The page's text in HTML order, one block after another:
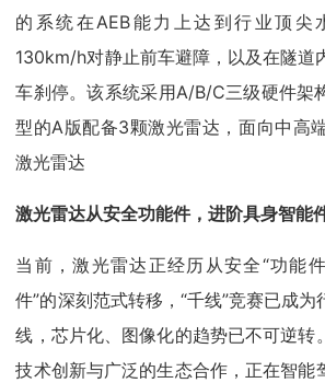
的系统在AEB能力上达到行业顶尖
130km/h对静止前车避障，以及在隧道
车刹停。该系统采用A/B/C三级硬件架
型的A版配备3颗激光雷达，面向中高
激光雷达
激光雷达从安全功能件，进阶具身智能
当前，激光雷达正经历从安全“功能
件”的深刻范式转移，“千线”竞赛已成
线，芯片化、图像化的趋势已不可逆转
技术创新与广泛的生态合作，正在智能